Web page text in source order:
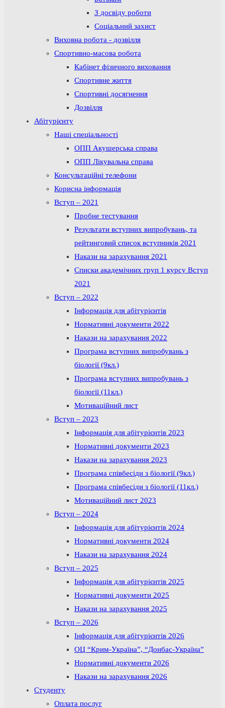
З досвіду роботи
Соціальний захист
Виховна робота - дозвілля
Спортивно-масова робота
Кабінет фізичного виховання
Спортивне життя
Спортивні досягнення
Дозвілля
Абітурієнту
Наші спеціальності
ОПП Акушерська справа
ОПП Лікувальна справа
Консультаційні телефони
Корисна інформація
Вступ – 2021
Пробне тестування
Результати вступних випробувань, та
рейтинговий список вступників 2021
Накази на зарахування 2021
Списки академічних груп 1 курсу Вступ
2021
Вступ – 2022
Інформація для абітурієнтів
Нормативні документи 2022
Накази на зарахування 2022
Програма вступних випробувань з
біології (9кл.)
Програма вступних випробувань з
біології (11кл.)
Мотиваційний лист
Вступ – 2023
Інформація для абітурієнтів 2023
Нормативні документи 2023
Накази на зарахування 2023
Програма співбесіди з біології (9кл.)
Програма співбесіди з біології (11кл.)
Мотиваційний лист 2023
Вступ – 2024
Інформація для абітурієнтів 2024
Нормативні документи 2024
Накази на зарахування 2024
Вступ – 2025
Інформація для абітурієнтів 2025
Нормативні документи 2025
Накази на зарахування 2025
Вступ – 2026
Інформація для абітурієнтів 2026
ОЦ “Крим-Україна”, “Донбас-Україна”
Нормативні документи 2026
Накази на зарахування 2026
Студенту
Оплата послуг